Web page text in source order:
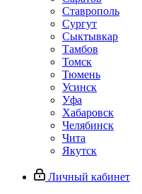
Ставрополь
Сургут
Сыктывкар
Тамбов
Томск
Тюмень
Усинск
Уфа
Хабаровск
Челябинск
Чита
Якутск
Личный кабинет